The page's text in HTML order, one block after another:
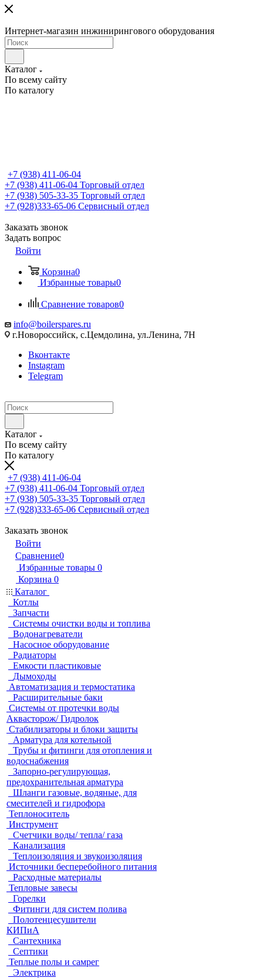
Интернет-магазин инжинирингового оборудования
Каталог
По всему сайту
По каталогу
+7 (938) 411-06-04
+7 (938) 411-06-04 Торговый отдел
+7 (938) 505-33-35 Торговый отдел
+7 (928)333-65-06 Сервисный отдел
Заказать звонок
Задать вопрос
Войти
Корзина0
Избранные товары0
Сравнение товаров0
info@boilerspares.ru
г.Новороссийск, с.Цемдолина, ул.Ленина, 7Н
Вконтакте
Instagram
Telegram
Каталог
По всему сайту
По каталогу
+7 (938) 411-06-04
+7 (938) 411-06-04 Торговый отдел
+7 (938) 505-33-35 Торговый отдел
+7 (928)333-65-06 Сервисный отдел
Заказать звонок
Войти
Сравнение0
Избранные товары 0
Корзина 0
Каталог
Котлы
Запчасти
Системы очистки воды и топлива
Водонагреватели
Насосное оборудование
Радиаторы
Емкости пластиковые
Дымоходы
Автоматизация и термостатика
Расширительные баки
Системы от протечки воды
Аквасторож/ Гидролок
Стабилизаторы и блоки защиты
Арматура для котельной
Трубы и фитинги для отопления и
водоснабжения
Запорно-регулирующая,
предохранительная арматура
Шланги газовые, водяные, для
смесителей и гидрофора
Теплоноситель
Инструмент
Счетчики воды/ тепла/ газа
Канализация
Теплоизоляция и звукоизоляция
Источники бесперебойного питания
Расходные материалы
Тепловые завесы
Горелки
Фитинги для систем полива
Полотенцесушители
КИПиА
Сантехника
Септики
Теплые полы и самрег
Электрика